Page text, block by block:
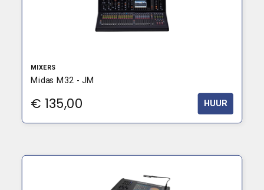
MIXERS
Midas M32 - JM
€ 135,00 HUUR